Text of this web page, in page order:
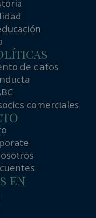
de datos
comerciales
EN